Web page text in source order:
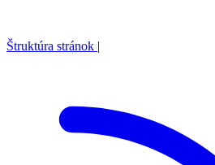
Štruktúra stránok |